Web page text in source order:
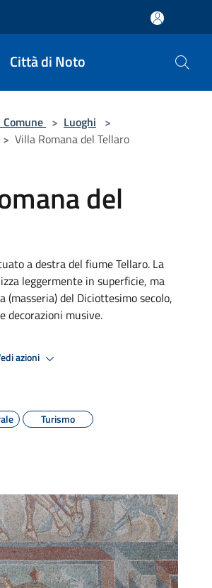
Città di Noto
> Luoghi >
> Villa Romana del Tellaro
del
a destra del fiume Tellaro. La
leggermente in superficie, ma
del Diciottesimo secolo,
decorazioni musive.
azioni
Turismo